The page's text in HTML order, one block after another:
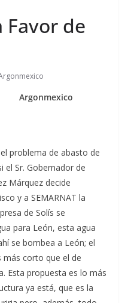
Favor de
Argonmexico
problema de abasto de
el Sr. Gobernador de
Márquez decide
y a SEMARNAT la
de Solís se
para León, esta agua
se bombea a León; el
más corto que el de
Esta propuesta es lo más
ya está, que es la